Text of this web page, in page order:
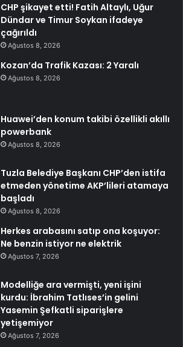
CHP şikayet etti! Fatih Altaylı, Uğur
Dündar ve Timur Soykan ifadeye
çağırıldı
Ağustos 8, 2026
Kozan’da Trafik Kazası: 2 Yaralı
Ağustos 8, 2026
Huawei’den konum takibi özellikli akıllı
powerbank
Ağustos 8, 2026
Tuzla Belediye Başkanı CHP’den istifa
etmeden yönetime AKP’lileri atamaya
başladı
Ağustos 8, 2026
Herkes arabasını satıp ona koşuyor:
Ne benzin istiyor ne elektrik
Ağustos 7, 2026
Modelliğe ara vermişti, yeni işini
kurdu: İbrahim Tatlıses’in gelini
Yasemin Şefkatli siparişlere
yetişemiyor
Ağustos 7, 2026